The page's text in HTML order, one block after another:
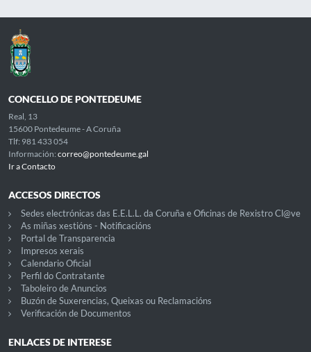
CONCELLO DE PONTEDEUME
Real, 13
15600 Pontedeume - A Coruña
Tlf: 981 433 054
Información: correo@pontedeume.gal
Ir a Contacto
ACCESOS DIRECTOS
Sedes electrónicas das E.E.L.L. da Coruña e Oficinas de Rexistro Cl@ve
As miñas xestións - Notificacións
Portal de Transparencia
Impresos xerais
Calendario Oficial
Perfil do Contratante
Taboleiro de Anuncios
Buzón de Suxerencias, Queixas ou Reclamacións
Verificación de Documentos
ENLACES DE INTERESE